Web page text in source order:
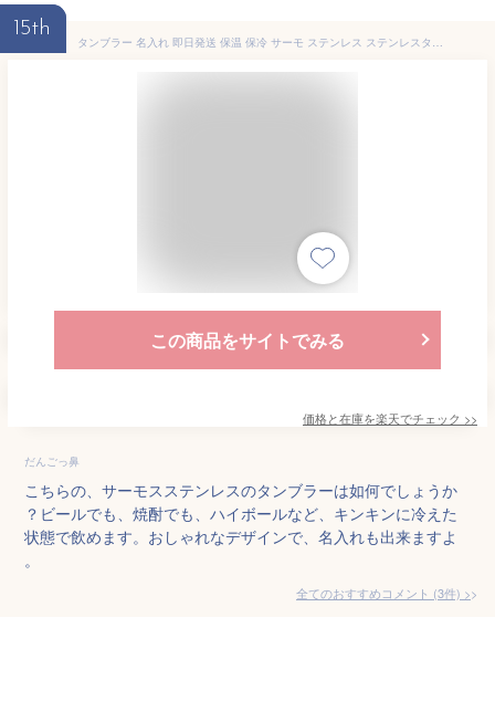
15th
タンブラー 名入れ 即日発送 保温 保冷 サーモ ステンレス ステンレスタンブラー ペア ペアギフト 送料無料 ギフト 実用的 プレゼント 真空断熱 保冷保温 おしゃれ 記念品 名前入り お酒 結婚祝い 両親 430ml 男性 女性 入学祝い 就職祝い スポーツ クリスマス
この商品をサイトでみる
価格と在庫を楽天でチェック >>
だんごっ鼻
こちらの、サーモスステンレスのタンブラーは如何でしょうか
？ビールでも、焼酎でも、ハイボールなど、キンキンに冷えた
状態で飲めます。おしゃれなデザインで、名入れも出来ますよ
。
全てのおすすめコメント (3件) >